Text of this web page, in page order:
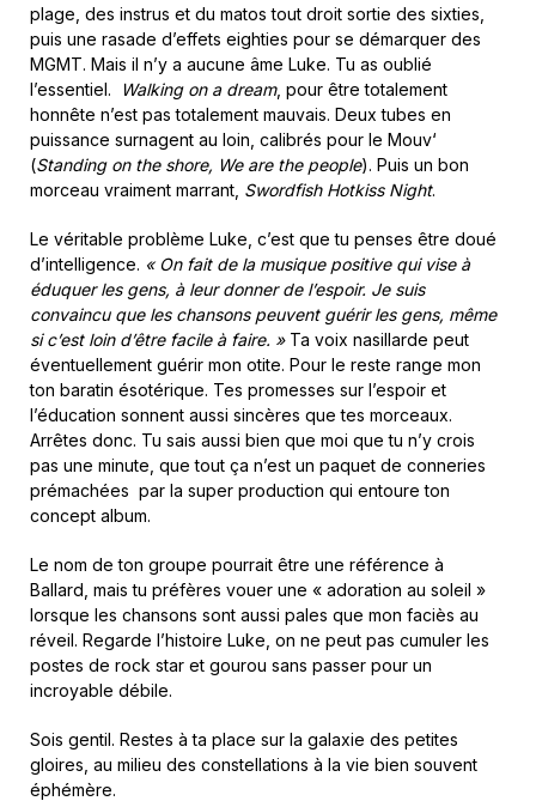
plage, des instrus et du matos tout droit sortie des sixties,
puis une rasade d’effets eighties pour se démarquer des
MGMT. Mais il n’y a aucune âme Luke. Tu as oublié
l’essentiel.
Walking on a dream, pour être totalement
honnête n’est pas totalement mauvais. Deux tubes en
puissance surnagent au loin, calibrés pour le Mouv‘
(Standing on the shore, We are the people). Puis un bon
morceau vraiment marrant, Swordfish Hotkiss Night.
Le véritable problème Luke, c’est que tu penses être doué
d’intelligence. « On fait de la musique positive qui vise à
éduquer les gens, à leur donner de l’espoir. Je suis
convaincu que les chansons peuvent guérir les gens, même
si c’est loin d’être facile à faire. » Ta voix nasillarde peut
éventuellement guérir mon otite. Pour le reste range mon
ton baratin ésotérique. Tes promesses sur l’espoir et
l’éducation sonnent aussi sincères que tes morceaux.
Arrêtes donc. Tu sais aussi bien que moi que tu n’y crois
pas une minute, que tout ça n’est un paquet de conneries
prémachées par la super production qui entoure ton
concept album.
Le nom de ton groupe pourrait être une référence à
Ballard, mais tu préfères vouer une « adoration au soleil »
lorsque les chansons sont aussi pales que mon faciès au
réveil. Regarde l’histoire Luke, on ne peut pas cumuler les
postes de rock star et gourou sans passer pour un
incroyable débile.
Sois gentil. Restes à ta place sur la galaxie des petites
gloires, au milieu des constellations à la vie bien souvent
éphémère.